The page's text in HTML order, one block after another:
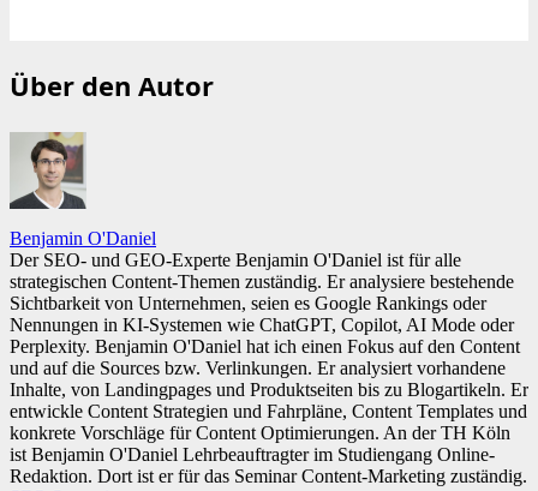
Über den Autor
Benjamin O'Daniel
Der SEO- und GEO-Experte Benjamin O'Daniel ist für alle
strategischen Content-Themen zuständig. Er analysiere bestehende
Sichtbarkeit von Unternehmen, seien es Google Rankings oder
Nennungen in KI-Systemen wie ChatGPT, Copilot, AI Mode oder
Perplexity. Benjamin O'Daniel hat ich einen Fokus auf den Content
und auf die Sources bzw. Verlinkungen. Er analysiert vorhandene
Inhalte, von Landingpages und Produktseiten bis zu Blogartikeln. Er
entwickle Content Strategien und Fahrpläne, Content Templates und
konkrete Vorschläge für Content Optimierungen. An der TH Köln
ist Benjamin O'Daniel Lehrbeauftragter im Studiengang Online-
Redaktion. Dort ist er für das Seminar Content-Marketing zuständig.